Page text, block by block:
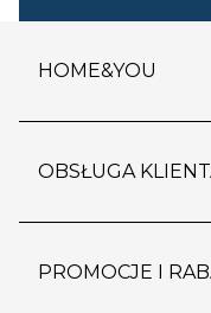
HOME&YOU
o firmie
polityka
OBSŁUGA
dostawy i płatność
PROMOCJE I